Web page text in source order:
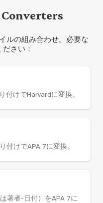
ルの組み合わせ。必要な
さい：
付けでHarvardに変換。
付けでAPA 7に変換。
著者-日付）をAPA 7に